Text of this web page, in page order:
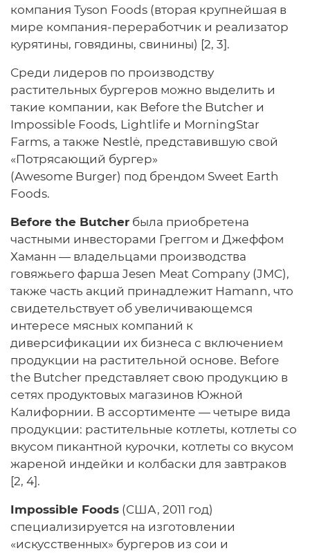
компания Tyson Foods (вторая крупнейшая в
мире компания-переработчик и реализатор
курятины, говядины, свинины) [2, 3].
Среди лидеров по производству
растительных бургеров можно выделить и
такие компании, как Before the Butcher и
Impossible Foods, Lightlife и MorningStar
Farms, а также Nestlė, представившую свой
«Потрясающий бургер»
(Awesome Burger) под брендом Sweet Earth
Foods.
Before the Butcher была приобретена
частными инвесторами Греггом и Джеффом
Хаманн — владельцами производства
говяжьего фарша Jesen Meat Company (JMC),
также часть акций принадлежит Hamann, что
свидетельствует об увеличивающемся
интересе мясных компаний к
диверсификации их бизнеса с включением
продукции на растительной основе. Before
the Butcher представляет свою продукцию в
сетях продуктовых магазинов Южной
Калифорнии. В ассортименте — четыре вида
продукции: растительные котлеты, котлеты со
вкусом пикантной курочки, котлеты со вкусом
жареной индейки и колбаски для завтраков
[2, 4].
Impossible Foods (США, 2011 год)
специализируется на изготовлении
«искусственных» бургеров из сои и